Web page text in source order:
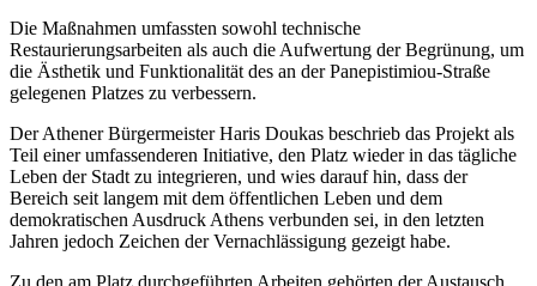
Die Maßnahmen umfassten sowohl technische
Restaurierungsarbeiten als auch die Aufwertung der Begrünung, um
die Ästhetik und Funktionalität des an der Panepistimiou-Straße
gelegenen Platzes zu verbessern.
Der Athener Bürgermeister Haris Doukas beschrieb das Projekt als
Teil einer umfassenderen Initiative, den Platz wieder in das tägliche
Leben der Stadt zu integrieren, und wies darauf hin, dass der
Bereich seit langem mit dem öffentlichen Leben und dem
demokratischen Ausdruck Athens verbunden sei, in den letzten
Jahren jedoch Zeichen der Vernachlässigung gezeigt habe.
Zu den am Platz durchgeführten Arbeiten gehörten der Austausch